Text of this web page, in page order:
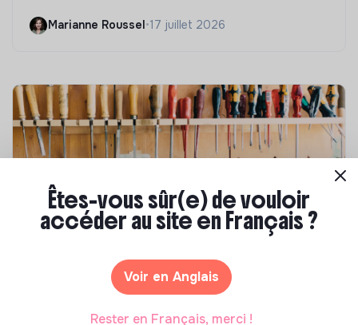
Marianne Roussel •17 juillet 2026
Comment se former à la transition écologique
Êtes-vous sûr(e) de vouloir
accéder au site en Français ?
Voir en Anglais
Rester en Français, merci !